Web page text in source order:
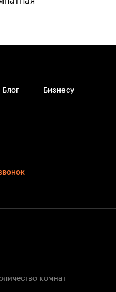
Блог Бизнесу
комнат